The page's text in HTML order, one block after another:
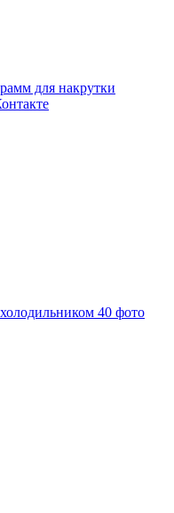
для накрутки
40 фото